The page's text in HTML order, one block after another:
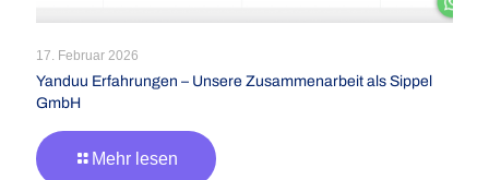
17. Februar 2026
Yanduu Erfahrungen – Unsere Zusammenarbeit als Sippel
GmbH
Mehr lesen